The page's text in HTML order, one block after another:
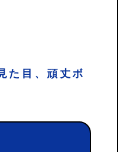
た目、頑丈ボ